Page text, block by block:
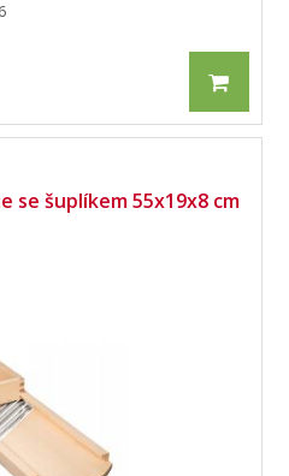
se šuplíkem 55x19x8 cm